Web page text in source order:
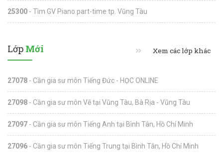
25300 - Tìm GV Piano part-time tp. Vũng Tàu
Lớp Mới Xem các lớp khác
27078 - Cần gia sư môn Tiếng Đức - HỌC ONLINE
27098 - Cần gia sư môn Vẽ tại Vũng Tàu, Bà Rịa - Vũng Tàu
27097 - Cần gia sư môn Tiếng Anh tại Bình Tân, Hồ Chí Minh
27096 - Cần gia sư môn Tiếng Trung tại Bình Tân, Hồ Chí Minh